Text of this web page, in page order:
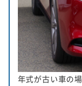
年式が古い車の